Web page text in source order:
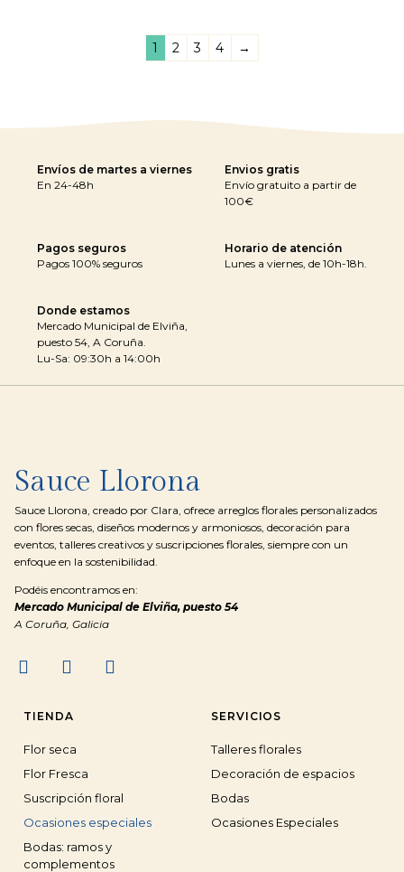
1 2 3 4 →
Envíos de martes a viernes
En 24-48h
Envios gratis
Envío gratuito a partir de
100€
Pagos seguros
Pagos 100% seguros
Horario de atención
Lunes a viernes, de 10h-18h.
Donde estamos
Mercado Municipal de Elviña,
puesto 54, A Coruña.
Lu-Sa: 09:30h a 14:00h
Sauce Llorona
Sauce Llorona, creado por Clara, ofrece arreglos florales personalizados
con flores secas, diseños modernos y armoniosos, decoración para
eventos, talleres creativos y suscripciones florales, siempre con un
enfoque en la sostenibilidad.
Podéis encontramos en:
Mercado Municipal de Elviña, puesto 54
A Coruña, Galicia
TIENDA
Flor seca
Flor Fresca
Suscripción floral
Ocasiones especiales
Bodas: ramos y
complementos
SERVICIOS
Talleres florales
Decoración de espacios
Bodas
Ocasiones Especiales